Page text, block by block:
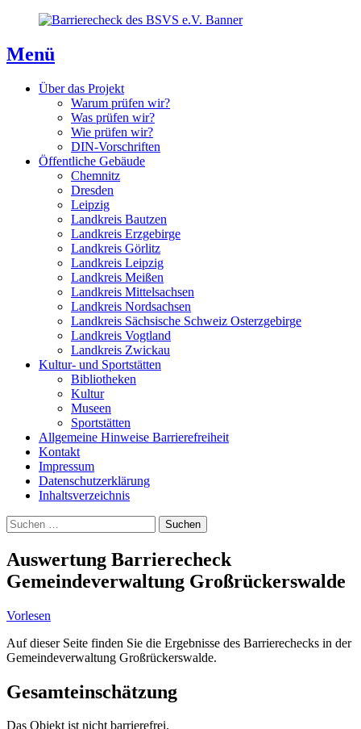
Inhaltsverzeichnis
Kontaktseite
Inhalt
Menü
Über das Projekt
Warum prüfen wir?
Was prüfen wir?
Wie prüfen wir?
DIN-Vorschriften
Öffentliche Gebäude
Chemnitz
Dresden
Leipzig
Landkreis Bautzen
Landkreis Erzgebirge
Landkreis Görlitz
Landkreis Leipzig
Landkreis Meißen
Landkreis Mittelsachsen
Landkreis Nordsachsen
Landkreis Sächsische Schweiz Osterzgebirge
Landkreis Vogtland
Landkreis Zwickau
Kultur- und Sportstätten
Bibliotheken
Kultur
Museen
Sportstätten
Allgemeine Hinweise Barrierefreiheit
Kontakt
Impressum
Datenschutzerklärung
Inhaltsverzeichnis
Suche
Suchen
nach:
Auswertung Barrierecheck
Gemeindeverwaltung Großrückerswalde
Vorlesen
Auf dieser Seite finden Sie die Ergebnisse des Barrierechecks in der
Gemeindeverwaltung Großrückerswalde.
Gesamteinschätzung
Das Objekt ist nicht barrierefrei.